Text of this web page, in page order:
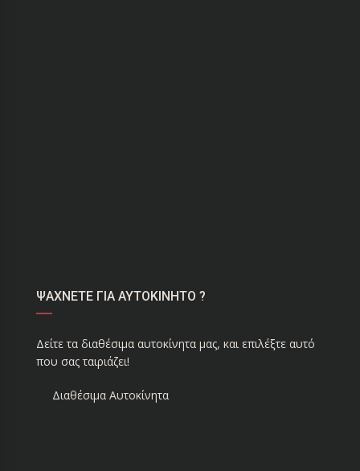
ΨΑΧΝΕΤΕ ΓΙΑ ΑΥΤΟΚΙΝΗΤΟ ?
Δείτε τα διαθέσιμα αυτοκίνητα μας, και επιλέξτε αυτό
που σας ταιριάζει!
Διαθέσιμα Αυτοκίνητα